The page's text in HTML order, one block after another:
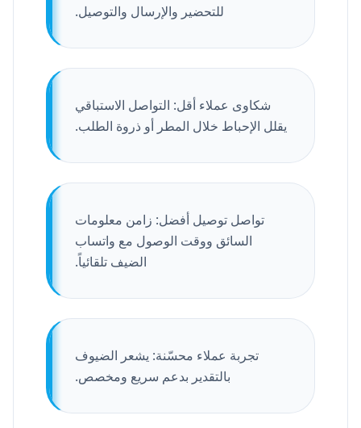
للتحضير والإرسال والتوصيل.
شكاوى عملاء أقل: التواصل الاستباقي
يقلل الإحباط خلال المطر أو ذروة الطلب.
تواصل توصيل أفضل: زامن معلومات
السائق ووقت الوصول مع واتساب
الضيف تلقائياً.
تجربة عملاء محسّنة: يشعر الضيوف
بالتقدير بدعم سريع ومخصص.